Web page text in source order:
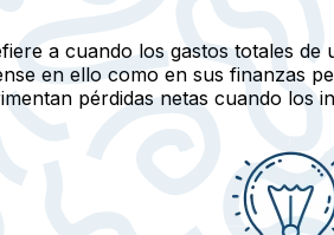
a cuando los gastos totales
en ello como en sus finanzas
pérdidas netas cuando